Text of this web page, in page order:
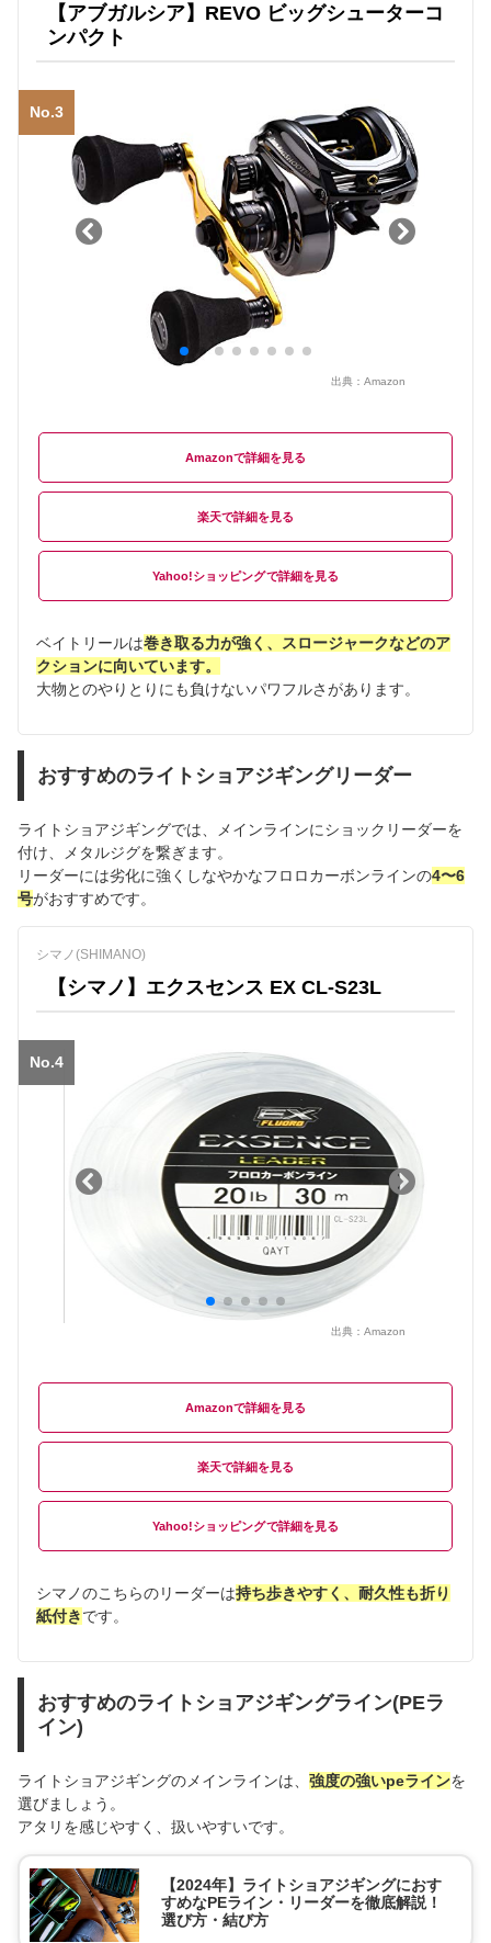
【アブガルシア】REVO ビッグシューターコ
ンパクト
No.3
出典： Amazon
Amazon
楽天
Yahoo!ショッピング
ベイトリールは巻き取る力が強く、スロージャークなどのア
クションに向いています。
大物とのやりとりにも負けないパワフルさがあります。
おすすめのライトショアジギングリーダー
ライトショアジギングでは、メインラインにショックリーダーを
付け、メタルジグを繋ぎます。
リーダーには劣化に強くしなやかなフロロカーボンラインの4〜6
号がおすすめです。
シマノ(SHIMANO)
【シマノ】エクスセンス EX CL-S23L
No.4
出典： Amazon
Amazon
楽天
Yahoo!ショッピング
シマノのこちらのリーダーは持ち歩きやすく、耐久性も折り
紙付きです。
おすすめのライトショアジギングライン(PEラ
イン)
ライトショアジギングのメインラインは、 強度の強いpeラインを
選びましょう。
アタリを感じやすく、扱いやすいです。
【2024年】ライトショアジギングにおす
すめなPEライン・リーダーを徹底解説！
選び方・結び方